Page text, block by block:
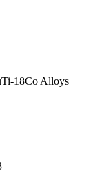
18Co Alloys